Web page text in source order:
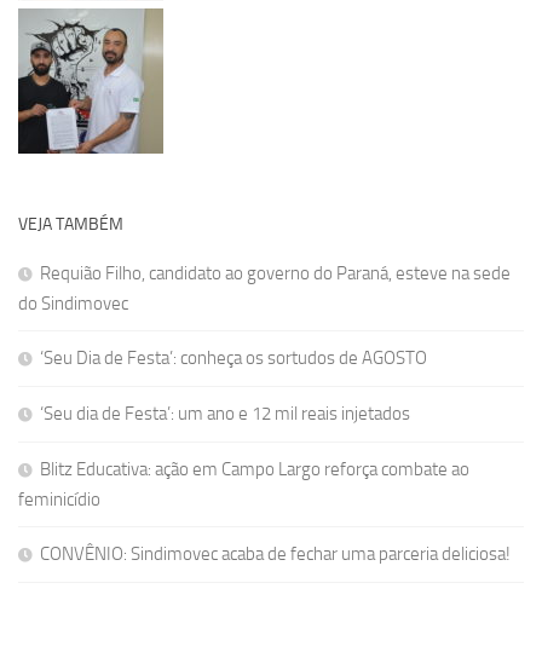
VEJA TAMBÉM
Requião Filho, candidato ao governo do Paraná, esteve na sede
do Sindimovec
‘Seu Dia de Festa’: conheça os sortudos de AGOSTO
‘Seu dia de Festa’: um ano e 12 mil reais injetados
Blitz Educativa: ação em Campo Largo reforça combate ao
feminicídio
CONVÊNIO: Sindimovec acaba de fechar uma parceria deliciosa!